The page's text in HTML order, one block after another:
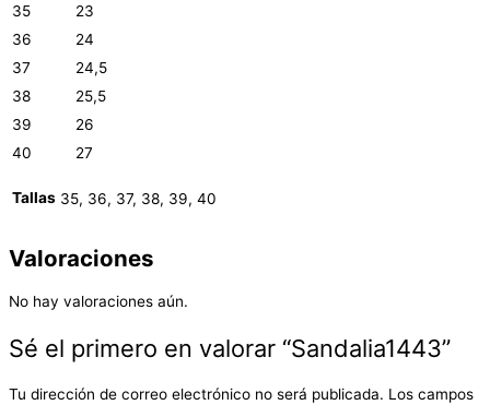
35
23
36
24
37
24,5
38
25,5
39
26
40
27
Tallas 35, 36, 37, 38, 39, 40
Valoraciones
No hay valoraciones aún.
Sé el primero en valorar “Sandalia1443”
Tu dirección de correo electrónico no será publicada. Los campos